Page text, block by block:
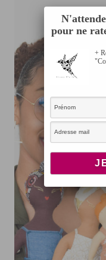
pour ne
+